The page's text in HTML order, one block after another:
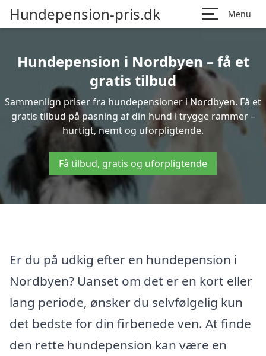
Hundepension-pris.dk Menu
Hundepension i Nordbyen – få et
gratis tilbud
Sammenlign priser fra hundepensioner i Nordbyen. Få et
gratis tilbud på pasning af din hund i trygge rammer –
hurtigt, nemt og uforpligtende.
Få tilbud, gratis og uforpligtende
Er du på udkig efter en hundepension i
Nordbyen? Uanset om det er en kort eller
lang periode, ønsker du selvfølgelig kun
det bedste for din firbenede ven. At finde
den rette hundepension kan være en